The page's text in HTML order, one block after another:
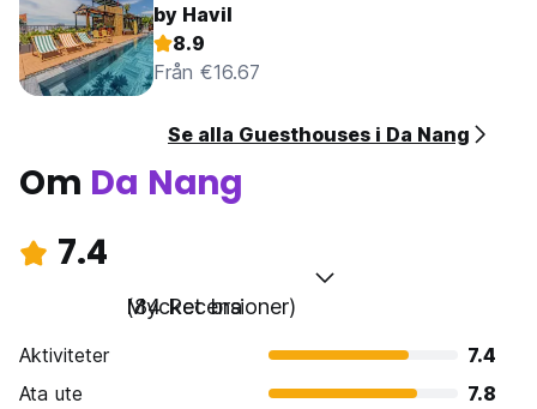
by Havil
8.9
Från €16.67
Se alla Guesthouses i Da Nang
Om Da Nang
7.4
Mycket bra
(84 Recensioner)
Aktiviteter
7.4
Ata ute
7.8